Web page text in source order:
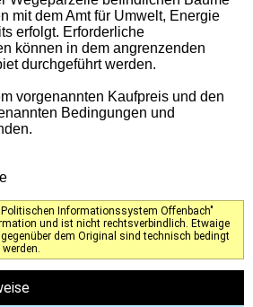
mit dem Amt für Umwelt, Energie
erfolgt. Erforderliche
können in dem angrenzenden
durchgeführt werden.
vorgenannten Kaufpreis und den
Bedingungen und
Informationssystem Offenbach"
und ist nicht rechtsverbindlich. Etwaige
dem Original sind technisch bedingt